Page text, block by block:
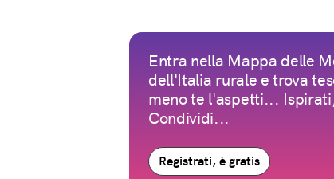
Entra nella Mappa delle
dell'Italia rurale e trova
meno te l'aspetti...
Condividi...
Registrati, è gratis